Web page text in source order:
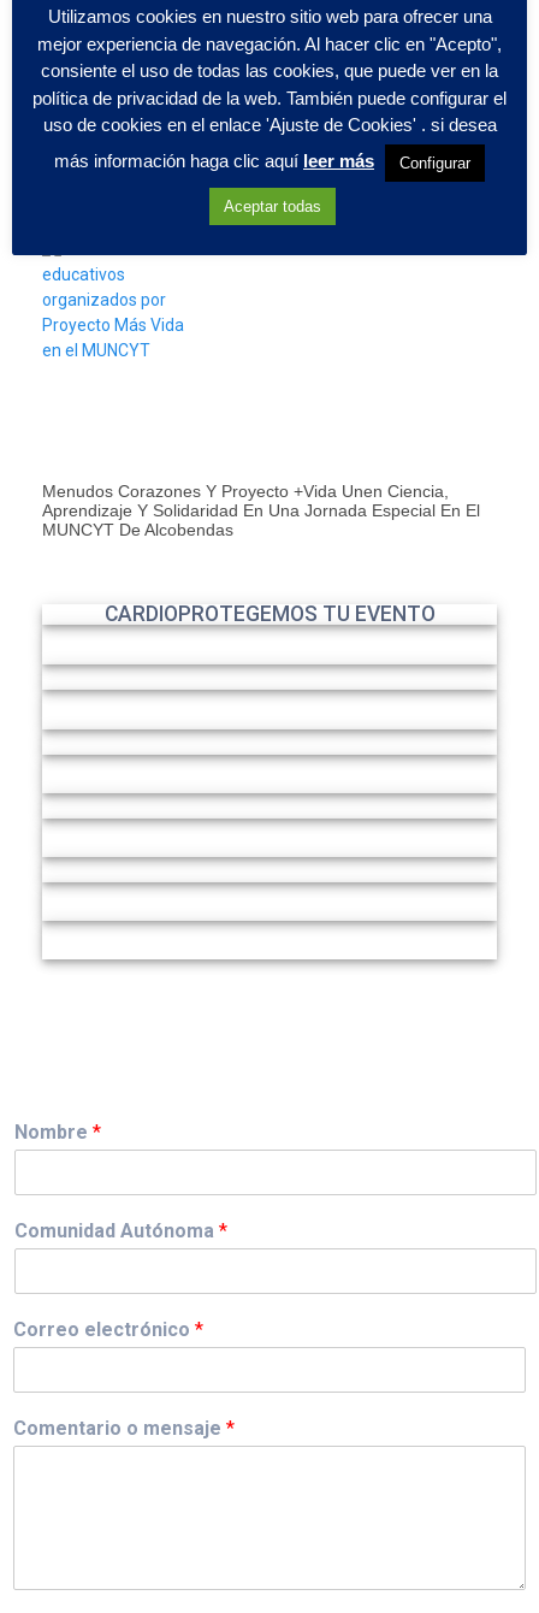
Proyecto Más Vida Y BUSF Forman En RCP Y Desfibrilador
A Jóvenes En Riesgo De Exclusión Social
Llevar la cardioprotección a quienes más la necesitan es la
razón de ser de Proyecto
Menudos Corazones Y Proyecto +Vida Unen Ciencia,
Aprendizaje Y Solidaridad En Una Jornada Especial En El
MUNCYT De Alcobendas
CARDIOPROTEGEMOS TU EVENTO
Nombre *
Comunidad Autónoma *
Correo electrónico *
Comentario o mensaje *
Utilizamos cookies en nuestro sitio web para ofrecer una
mejor experiencia de navegación. Al hacer clic en "Acepto",
consiente el uso de todas las cookies, que puede ver en la
política de privacidad de la web. También puede configurar el
uso de cookies en el enlace 'Ajuste de Cookies' . si desea
más información haga clic aquí leer más Configurar
Aceptar todas